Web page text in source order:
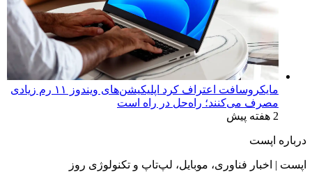
مایکروسافت اعتراف کرد اپلیکیشن‌های ویندوز ۱۱ رم زیادی
مصرف می‌کنند؛ راه‌حل در راه است
2 هفته پیش
درباره اپست
اپست | اخبار فناوری، موبایل، لپ‌تاپ و تکنولوژی روز